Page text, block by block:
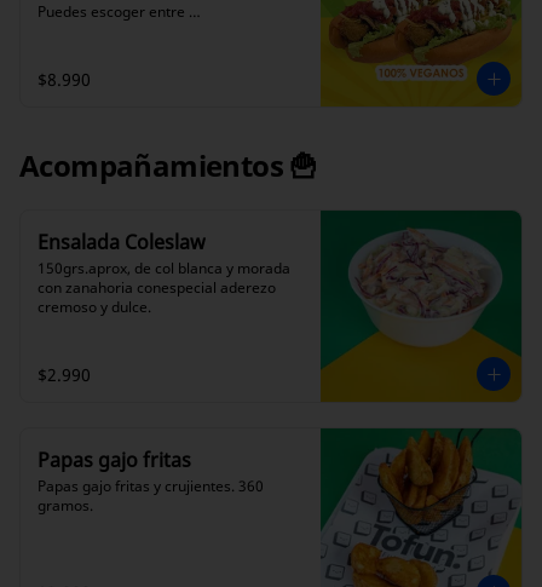
Puedes escoger entre
de tofu crujiente, con base lechuga,
salsa de la casa, champiñones
Funpleto Cesar: Pan de color relleno de
tofu crujiente, con base de lechuga
parmesano de origen vegetal.
(Color del pan segun disponibilidad).
$8.990
Acompañamientos 🍟
Ensalada Coleslaw
150grs.aprox, de col blanca y morada
con zanahoria conespecial aderezo
cremoso y dulce.
$2.990
Papas gajo fritas
Papas gajo fritas y crujientes. 360
gramos.